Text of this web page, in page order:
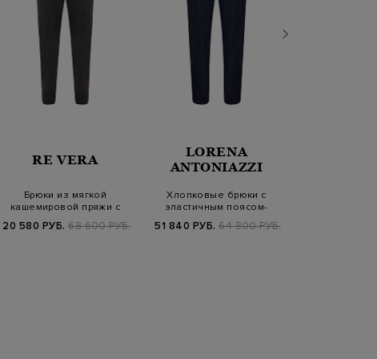
RE VERA
Брюки из мягкой
кашемировой пряжи с
20 580 РУБ. 68 600 РУБ.
LORENA
ANTONIAZZI
Хлопковые брюки с
эластичным поясом-
51 840 РУБ. 64 800 РУБ.